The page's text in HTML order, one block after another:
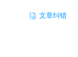
文章纠错